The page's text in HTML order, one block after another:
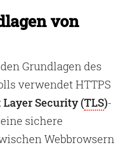
von
Grundlagen des
verwendet HTTPS
Security (TLS)-
sichere
Webbrowsern